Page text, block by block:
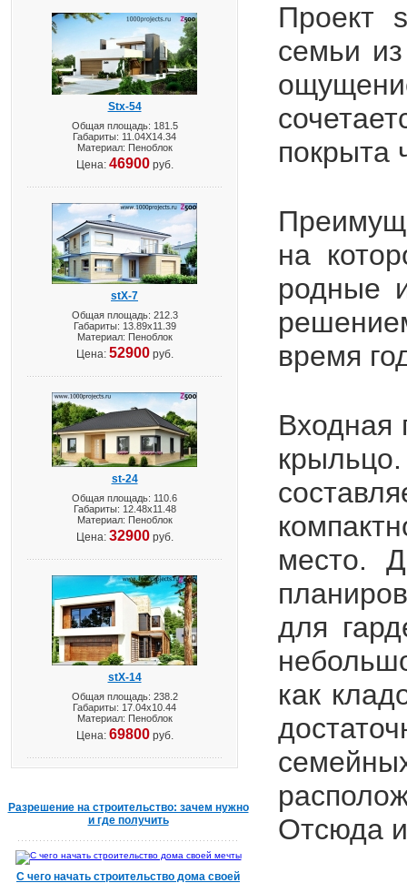
Stx-54
Общая площадь: 181.5
Габариты: 11.04X14.34
Материал: Пеноблок
Цена: 46900руб.
stX-7
Общая площадь: 212.3
Габариты: 13.89х11.39
Материал: Пеноблок
Цена: 52900руб.
st-24
Общая площадь: 110.6
Габариты: 12.48х11.48
Материал: Пеноблок
Цена: 32900руб.
stX-14
Общая площадь: 238.2
Габариты: 17.04х10.44
Материал: Пеноблок
Цена: 69800руб.
Разрешение на строительство: зачем нужно
и где получить
С чего начать строительство дома своей
Проект
семьи
покрыта
на
родные
время
Входная
место.
для
как
Отсюда